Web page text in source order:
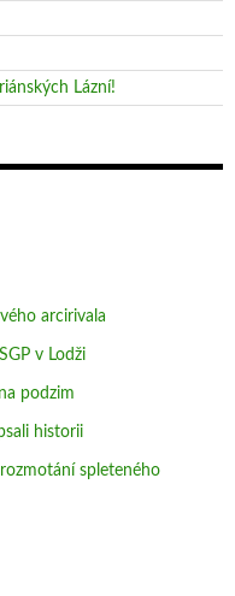
Lázní!
arcirivala
v Lodži
podzim
historii
spleteného